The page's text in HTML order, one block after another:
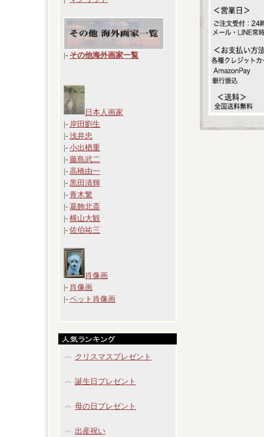
|- その他海外画家一覧
日本人画家
|- 岸田劉生
|- 浅井忠
|- 小出楢重
|- 藤島武二
|- 高橋由一
|- 黒田清輝
|- 青木繁
|- 葛飾北斎
|- 横山大観
|- 佐伯祐三
肖像画
|- 肖像画
|- ペット肖像画
クリスマスプレゼント
誕生日プレゼント
母の日プレゼント
出産祝い